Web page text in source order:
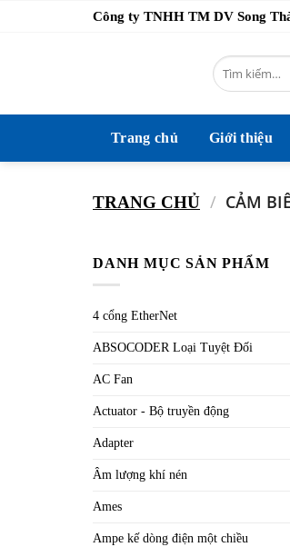
Công ty TNHH TM DV Song
Tìm
kiếm:
Trang chủ Giới thiệu
TRANG CHỦ / CẢM
DANH MỤC SẢN PHẨM
4 cổng EtherNet
ABSOCODER Loại Tuyệt Đối
AC Fan
Actuator - Bộ truyền động
Adapter
Âm lượng khí nén
Ames
Ampe kế dòng điện một chiều